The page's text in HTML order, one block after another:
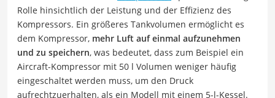
Rolle hinsichtlich der Leistung und der Effizienz des
Kompressors. Ein größeres Tankvolumen ermöglicht es
dem Kompressor, mehr Luft auf einmal aufzunehmen
und zu speichern, was bedeutet, dass zum Beispiel ein
Aircraft-Kompressor mit 50 l Volumen weniger häufig
eingeschaltet werden muss, um den Druck
aufrechtzuerhalten, als ein Modell mit einem 5-l-Kessel.